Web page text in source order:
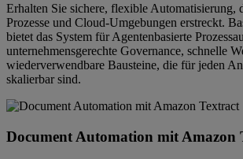
Erhalten Sie sichere, flexible Automatisierung,
Prozesse und Cloud-Umgebungen erstreckt.
bietet das System für Agentenbasierte
unternehmensgerechte Governance, schnelle
wiederverwendbare Bausteine, die für jeden
skalierbar sind.
Document Automation mit Amazon